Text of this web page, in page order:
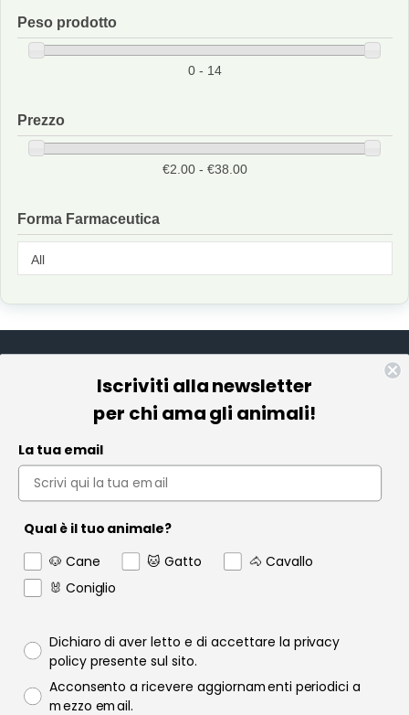
Peso prodotto
0 - 14
Prezzo
€2.00 - €38.00
Forma Farmaceutica
Account
Contact us
Garanzia
Raofarmaceutici.it © 2024 | Tutti i diritti sono riservati | Rao
Iscriviti alla newsletter
per chi ama gli animali!
La tua email
Qual è il tuo animale?
🐶 Cane 🐱 Gatto 🐴 Cavallo
🐰 Coniglio
Privacy policy
Dichiaro di aver letto e di accettare la privacy
policy presente sul sito.
Consenso email
Acconsento a ricevere aggiornamenti periodici a
mezzo email.